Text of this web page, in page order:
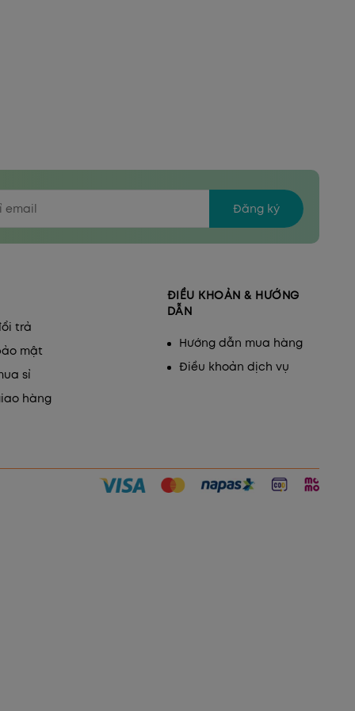
Đăng ký
trả
mật
sỉ
hàng
ĐIỀU KHOẢN & HƯỚNG
DẪN
Hướng dẫn mua hàng
Điều khoản dịch vụ